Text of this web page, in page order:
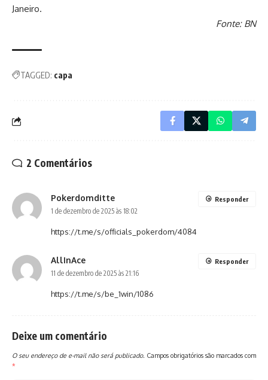
Janeiro.
Fonte: BN
TAGGED: capa
2 Comentários
Pokerdomditte
1 de dezembro de 2025 às 18:02
https://t.me/s/officials_pokerdom/4084
Responder
AllInAce
11 de dezembro de 2025 às 21:16
https://t.me/s/be_1win/1086
Responder
Deixe um comentário
O seu endereço de e-mail não será publicado. Campos obrigatórios são marcados com
*